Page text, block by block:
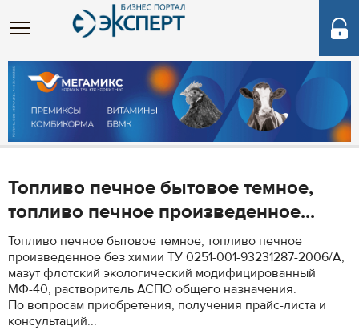
Топливо печное бытовое темное,
топливо печное произведенное...
Топливо печное бытовое темное, топливо печное
произведенное без химии ТУ 0251-001-93231287-2006/А,
мазут флотский экологический модифицированный
МФ-40, растворитель АСПО общего назначения.
По вопросам приобретения, получения прайс-листа и
консультаций...